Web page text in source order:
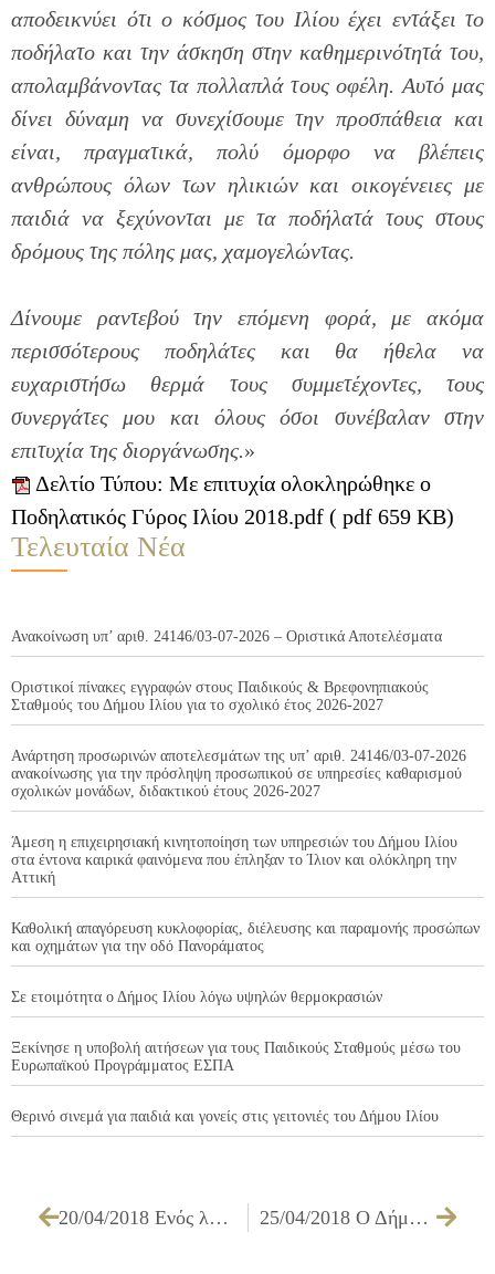
αποδεικνύει ότι ο κόσμος του Ιλίου έχει εντάξει το
ποδήλατο και την άσκηση στην καθημερινότητά του,
απολαμβάνοντας τα πολλαπλά τους οφέλη. Αυτό μας
δίνει δύναμη να συνεχίσουμε την προσπάθεια και
είναι, πραγματικά, πολύ όμορφο να βλέπεις
ανθρώπους όλων των ηλικιών και οικογένειες με
παιδιά να ξεχύνονται με τα ποδήλατά τους στους
δρόμους της πόλης μας, χαμογελώντας.
Δίνουμε ραντεβού την επόμενη φορά, με ακόμα
περισσότερους ποδηλάτες και θα ήθελα να
ευχαριστήσω θερμά τους συμμετέχοντες, τους
συνεργάτες μου και όλους όσοι συνέβαλαν στην
επιτυχία της διοργάνωσης.»
Δελτίο Τύπου: Με επιτυχία ολοκληρώθηκε ο
Ποδηλατικός Γύρος Ιλίου 2018.pdf ( pdf 659 KB)
Τελευταία Νέα
Ανακοίνωση υπ’ αριθ. 24146/03-07-2026 – Οριστικά Αποτελέσματα
Οριστικοί πίνακες εγγραφών στους Παιδικούς & Βρεφονηπιακούς
Σταθμούς του Δήμου Ιλίου για το σχολικό έτος 2026-2027
Ανάρτηση προσωρινών αποτελεσμάτων της υπ’ αριθ. 24146/03-07-2026
ανακοίνωσης για την πρόσληψη προσωπικού σε υπηρεσίες καθαρισμού
σχολικών μονάδων, διδακτικού έτους 2026-2027
Άμεση η επιχειρησιακή κινητοποίηση των υπηρεσιών του Δήμου Ιλίου
στα έντονα καιρικά φαινόμενα που έπληξαν το Ίλιον και ολόκληρη την
Αττική
Καθολική απαγόρευση κυκλοφορίας, διέλευσης και παραμονής προσώπων
και οχημάτων για την οδό Πανοράματος
Σε ετοιμότητα ο Δήμος Ιλίου λόγω υψηλών θερμοκρασιών
Ξεκίνησε η υποβολή αιτήσεων για τους Παιδικούς Σταθμούς μέσω του
Ευρωπαϊκού Προγράμματος ΕΣΠΑ
Θερινό σινεμά για παιδιά και γονείς στις γειτονιές του Δήμου Ιλίου
20/04/2018 Ενός λεπτού σιγή στη μνήμη του Σμηναγού Γεώργιου Μπαλταδώρου 25/04/2018 Ο Δήμος Ιλίου συμμετέχει στην Διυπηρεσιακή Άσκηση Πεδίου για σεισμό «ΤΕΘΡΙΠΠΟΝ ΑΡΜΑ 2018»